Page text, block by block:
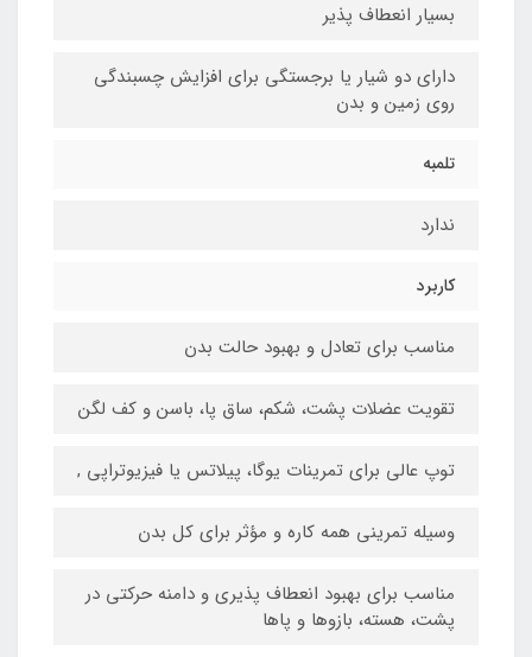
بسیار انعطاف پذیر
دارای دو شیار یا برجستگی برای افزایش چسبندگی
روی زمین و بدن
تلمبه
ندارد
کاربرد
مناسب برای تعادل و بهبود حالت بدن
تقویت عضلات پشت، شکم، ساق پا، باسن و کف لگن
توپ عالی برای تمرینات یوگا، پیلاتس یا فیزیوتراپی ,
وسیله تمرینی همه کاره و مؤثر برای کل بدن
مناسب برای بهبود انعطاف پذیری و دامنه حرکتی در
پشت، هسته، بازوها و پاها